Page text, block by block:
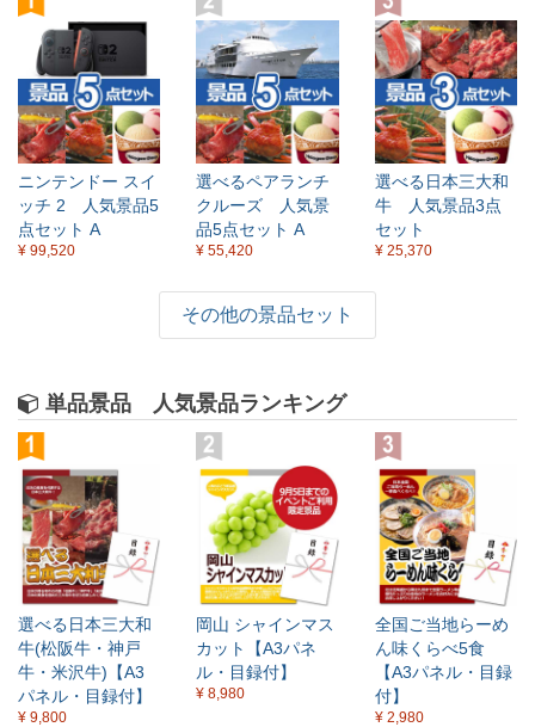
ニンテンドー スイ
ッチ 2 人気景品5
点セット A
¥ 99,520
選べるペアランチ
クルーズ 人気景
品5点セット A
¥ 55,420
選べる日本三大和
牛 人気景品3点
セット
¥ 25,370
その他の景品セット
単品景品 人気景品ランキング
選べる日本三大和
牛(松阪牛・神戸
牛・米沢牛)【A3
パネル・目録付】
¥ 9,800
岡山 シャインマス
カット【A3パネ
ル・目録付】
¥ 8,980
全国ご当地らーめ
ん味くらべ5食
【A3パネル・目録
付】
¥ 2,980